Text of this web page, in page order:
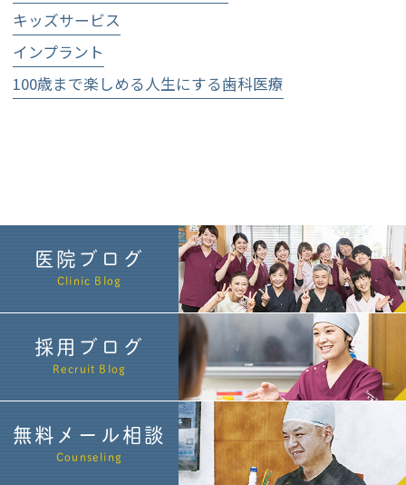
キッズサービス
インプラント
100歳まで楽しめる人生にする歯科医療
医院ブログ
Clinic Blog
採用ブログ
Recruit Blog
無料メール相談
Counseling